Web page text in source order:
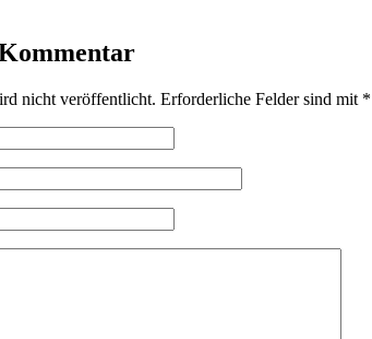
nicht veröffentlicht. Erforderliche Felder sind mit *